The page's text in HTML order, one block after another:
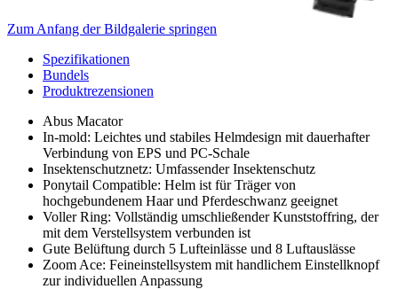
Zum Anfang der Bildgalerie springen
Spezifikationen
Bundels
Produktrezensionen
Abus Macator
In-mold: Leichtes und stabiles Helmdesign mit dauerhafter
Verbindung von EPS und PC-Schale
Insektenschutznetz: Umfassender Insektenschutz
Ponytail Compatible: Helm ist für Träger von
hochgebundenem Haar und Pferdeschwanz geeignet
Voller Ring: Vollständig umschließender Kunststoffring, der
mit dem Verstellsystem verbunden ist
Gute Belüftung durch 5 Lufteinlässe und 8 Luftauslässe
Zoom Ace: Feineinstellsystem mit handlichem Einstellknopf
zur individuellen Anpassung